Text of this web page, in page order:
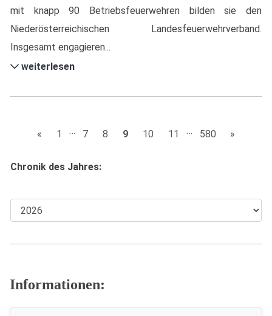
mit knapp 90 Betriebsfeuerwehren bilden sie den
Niederösterreichischen Landesfeuerwehrverband.
Insgesamt engagieren...
weiterlesen
« 1 … 7 8 9 10 11 … 580 »
Chronik des Jahres:
Informationen: